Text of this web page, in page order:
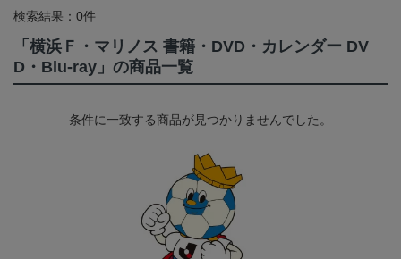
検索結果：0件
「横浜Ｆ・マリノス 書籍・DVD・カレンダー DV
D・Blu-ray」の商品一覧
条件に一致する商品が見つかりませんでした。